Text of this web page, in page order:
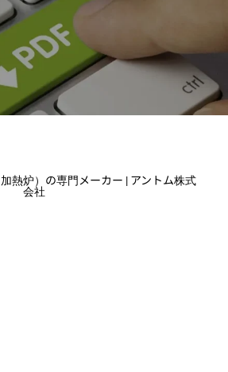
するお問い合わせ
ー炉・乾燥・硬化炉に関するお問い合わ
グをダウンロード
熱炉）の専門メーカー | アントム株式
会社